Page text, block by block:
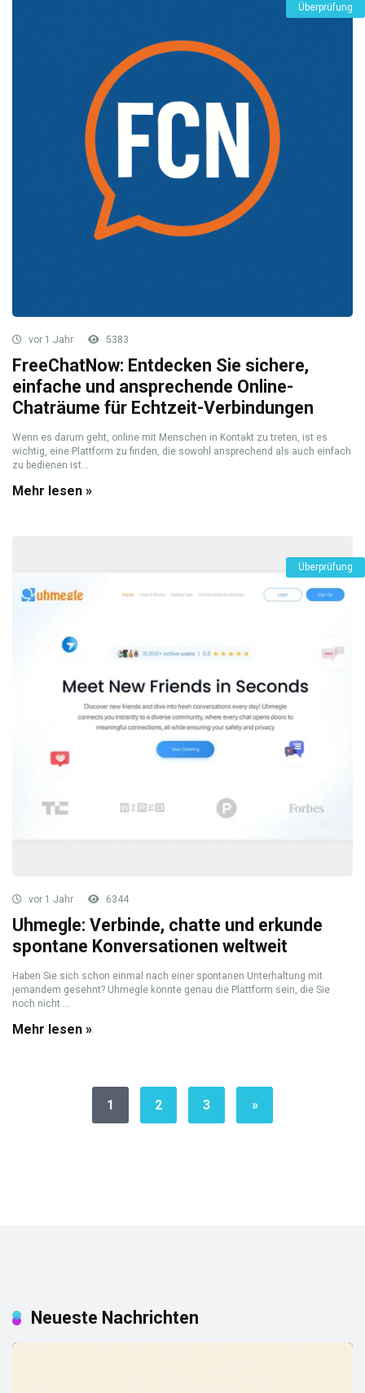
Überprüfung
vor 1 Jahr 5383
FreeChatNow: Entdecken Sie sichere,
einfache und ansprechende Online-
Chaträume für Echtzeit-Verbindungen
Wenn es darum geht, online mit Menschen in Kontakt zu treten, ist es
wichtig, eine Plattform zu finden, die sowohl ansprechend als auch einfach
zu bedienen ist...
Mehr lesen »
Überprüfung
vor 1 Jahr 6344
Uhmegle: Verbinde, chatte und erkunde
spontane Konversationen weltweit
Haben Sie sich schon einmal nach einer spontanen Unterhaltung mit
jemandem gesehnt? Uhmegle könnte genau die Plattform sein, die Sie
noch nicht ...
Mehr lesen »
1 2 3 »
Neueste Nachrichten